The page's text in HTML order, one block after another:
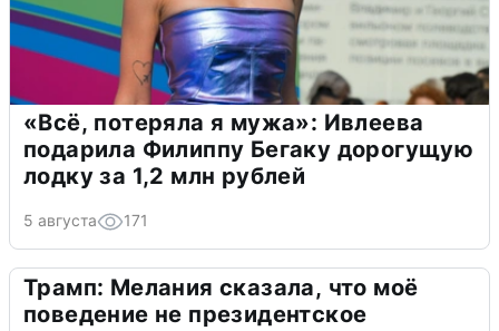
«Всё, потеряла я мужа»: Ивлеева
подарила Филиппу Бегаку дорогущую
лодку за 1,2 млн рублей
5 августа 171
Трамп: Мелания сказала, что моё
поведение не президентское